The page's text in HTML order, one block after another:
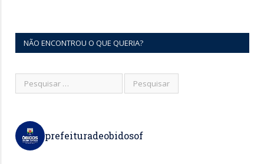
NÃO ENCONTROU O QUE QUERIA?
prefeituradeobidosof